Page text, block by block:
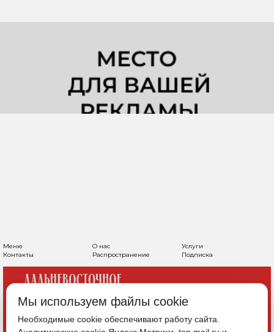
Меню О нас
Услуги
Контакты
Распространение Подписка
Мы используем файлы cookie
Необходимые cookie обеспечивают работу сайта.